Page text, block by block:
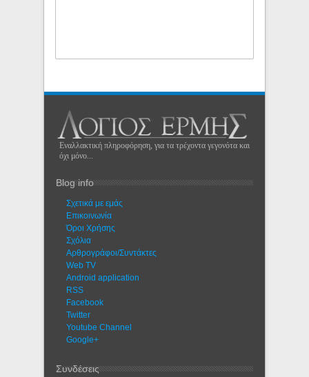
Εναλλακτική πληροφόρηση, για τα τρέχοντα γεγονότα και
όχι μόνο...
Blog info
Σχετικά με εμάς
Eπικοινωνία
Όροι Χρήσης
Σχόλια
Αρθρογράφοι/Συντάκτες
Web TV
Android application
RSS
Facebook
Twitter
Youtube Channel
Google+
Συνδέσεις